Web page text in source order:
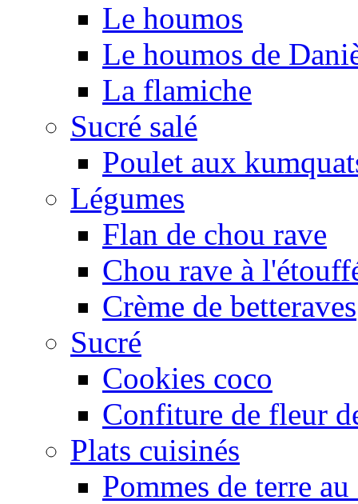
Le houmos
Le houmos de
La flamiche
Sucré salé
Poulet aux
Légumes
Flan de chou rave
Chou rave à
Crème de betteraves
Sucré
Cookies coco
Confiture de fleur
Plats cuisinés
Pommes de terre